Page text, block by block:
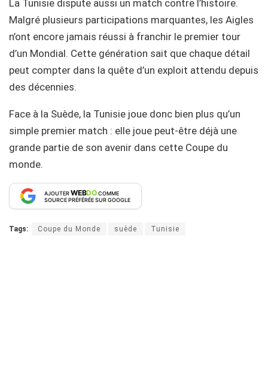
La Tunisie dispute aussi un match contre l’histoire.
Malgré plusieurs participations marquantes, les Aigles
n’ont encore jamais réussi à franchir le premier tour
d’un Mondial. Cette génération sait que chaque détail
peut compter dans la quête d’un exploit attendu depuis
des décennies.
Face à la Suède, la Tunisie joue donc bien plus qu’un
simple premier match : elle joue peut-être déjà une
grande partie de son avenir dans cette Coupe du
monde.
AJOUTERWEBDOCOMME
SOURCE PRÉFÉRÉE SUR GOOGLE
Tags: Coupe du Monde suède Tunisie